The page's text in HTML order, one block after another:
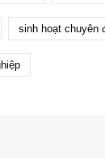
sinh hoạt chuyên